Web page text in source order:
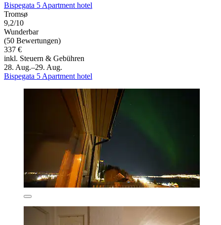
Bispegata 5 Apartment hotel
Tromsø
9,2/10
Wunderbar
(50 Bewertungen)
337 €
inkl. Steuern & Gebühren
28. Aug.–29. Aug.
Bispegata 5 Apartment hotel